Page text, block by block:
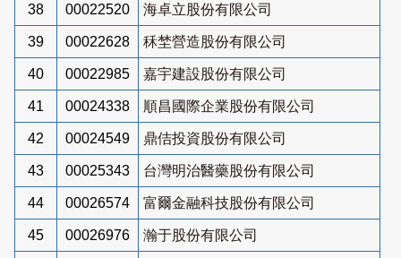
38 00022520 海卓立股份有限公司
39 00022628 秝埜營造股份有限公司
40 00022985 嘉宇建設股份有限公司
41 00024338 順昌國際企業股份有限公司
42 00024549 鼎佶投資股份有限公司
43 00025343 台灣明治醫藥股份有限公司
44 00026574 富爾金融科技股份有限公司
45 00026976 瀚于股份有限公司